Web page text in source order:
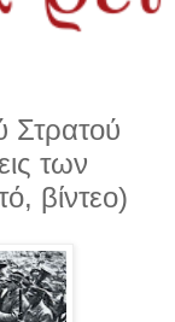
Στρατού
των
βίντεο)